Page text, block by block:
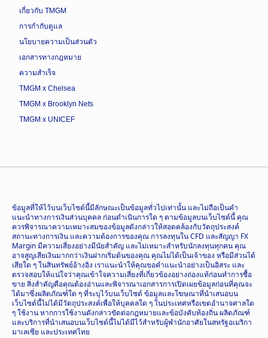
เกี่ยวกับ TMGM
การกำกับดูแล
นโยบายความเป็นส่วนตัว
เอกสารทางกฎหมาย
ความสำเร็จ
TMGM x Chelsea
TMGM x Brooklyn Nets
TMGM x UNICEF
ข้อมูลที่ให้ไว้บนเว็บไซต์นี้มีลักษณะเป็นข้อมูลทั่วไปเท่านั้น และไม่ถือเป็นคำ
แนะนำทางการเงินส่วนบุคคล ก่อนดำเนินการใด ๆ ตามข้อมูลบนเว็บไซต์นี้ คุณ
ควรพิจารณาความเหมาะสมของข้อมูลดังกล่าวให้สอดคล้องกับวัตถุประสงค์
สถานะทางการเงิน และความต้องการของคุณ การลงทุนใน CFD และสัญญา FX
Margin มีความเสี่ยงอย่างมีนัยสำคัญ และไม่เหมาะสำหรับนักลงทุนทุกคน คุณ
อาจสูญเสียเงินมากกว่าเงินฝากเริ่มต้นของคุณ คุณไม่ได้เป็นเจ้าของ หรือมีส่วนได้
เสียใด ๆ ในสินทรัพย์อ้างอิง เราแนะนำให้คุณขอคำแนะนำอย่างเป็นอิสระ และ
ตรวจสอบให้แน่ใจว่าคุณเข้าใจความเสี่ยงที่เกี่ยวข้องอย่างถ่องแท้ก่อนทำการซื้อ
ขาย สิ่งสำคัญคือคุณต้องอ่านและพิจารณาเอกสารการเปิดเผยข้อมูลก่อนที่คุณจะ
ได้มาซึ่งผลิตภัณฑ์ใด ๆ ที่ระบุไว้บนเว็บไซต์ ข้อมูลและโฆษณาที่นำเสนอบน
เว็บไซต์นี้ไม่ได้มีวัตถุประสงค์เพื่อให้บุคคลใด ๆ ในประเทศหรือเขตอำนาจศาลใด
ๆ ใช้งาน หากการใช้งานดังกล่าวขัดต่อกฎหมายและข้อบังคับท้องถิ่น ผลิตภัณฑ์
และบริการที่นำเสนอบนเว็บไซต์นี้ไม่ได้มีไว้สำหรับผู้พำนักอาศัยในสหรัฐอเมริกา
มาเลเซีย และประเทศไทย